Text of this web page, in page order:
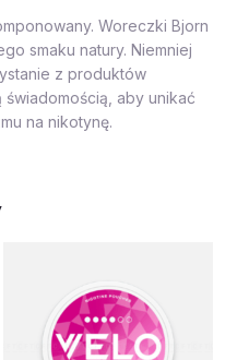
Woreczki Bjorn
smaku natury. Niemniej
z produktów
świadomością, aby unikać
na nikotynę.